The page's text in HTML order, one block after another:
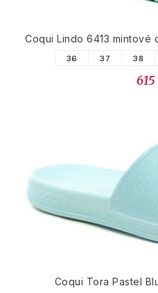
Coqui Lindo 6413 mintové
36 37 38
Coqui Tora Pastel